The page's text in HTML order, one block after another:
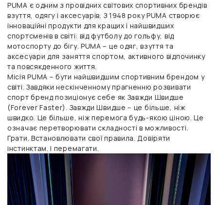
PUMA є одним з провідних світових спортивних брендів
взуття, одягу і аксесуарів. З 1948 року PUMA створює
інноваційні продукти для кращих і найшвидших
спортсменів в світі: від футболу до гольфу, від
мотоспорту до бігу. PUMA – це одяг, взуття та
аксесуари для заняття спортом, активного відпочинку
та повсякденного життя.
Місія PUMA ­­– бути найшвидшим спортивним брендом у
світі. Завдяки нескінченному прагненню розвивати
спорт бренд позиціонує себе як Завжди Швидше
(Forever Faster). Завжди Швидше – це більше, ніж
швидко. Це більше, ніж перемога будь-якою ціною. Це
означає перетворювати складності в можливості.
Грати. Встановлювати свої правила. Довіряти
інстинктам. І перемагати.